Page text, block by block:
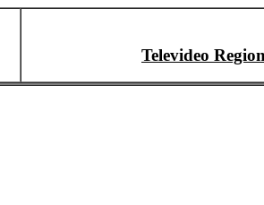
Televideo